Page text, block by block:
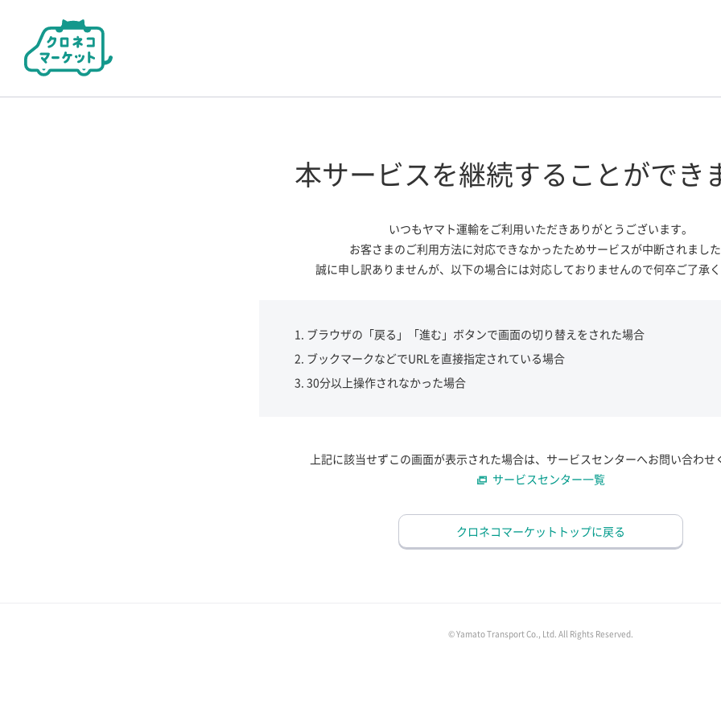
本サービスを継続する ことができ
いつもヤマト運輸をご利用いただきありがとうございます。
お客さまのご利用方法に対応できなかったためサービスが中断されました
誠に申し訳ありませんが、 以下の場合には対応しておりませんので何卒ご了承く
ブラウザの「戻る」「進む」ボタンで画面の切り替えをされた場合
ブックマークなどでURLを直接指定されている場合
30分以上操作されなかった場合
上記に該当せずこの画面が表示された場合は、サービスセンターへお問い合わせ
サービスセンター一覧
クロネコマーケットトップに戻る
© Yamato Transport Co., Ltd. All Rights Reserved.